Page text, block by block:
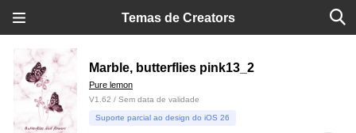
Temas de Creators
Marble, butterflies pink13_2
Pure lemon
V1.62 / Sem data de validade
Suporte parcial ao design do iOS 26